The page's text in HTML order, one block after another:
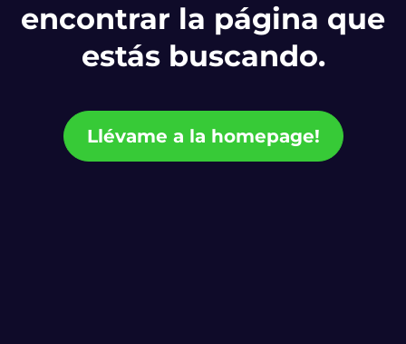
encontrar la página que
estás buscando.
Llévame a la homepage!